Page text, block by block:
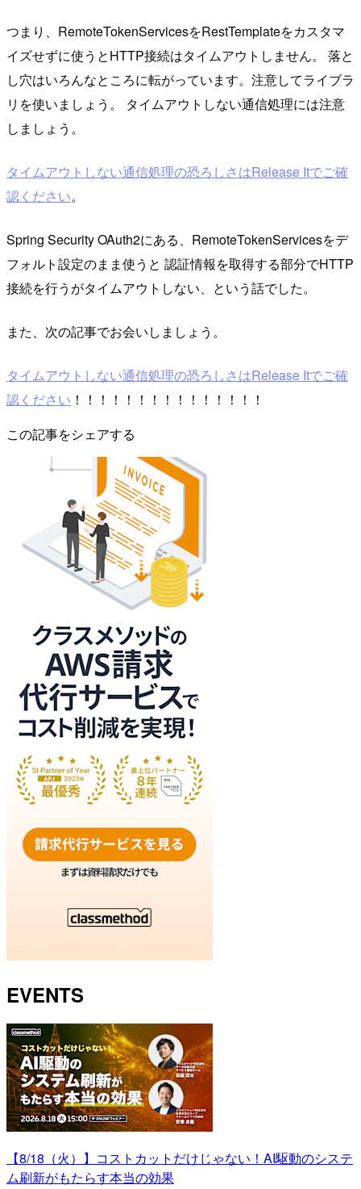
つまり、RemoteTokenServicesをRestTemplateをカスタマ
イズせずに使うとHTTP接続はタイムアウトしません。 落と
し穴はいろんなところに転がっています。注意してライブラ
リを使いましょう。 タイムアウトしない通信処理には注意
しましょう。
タイムアウトしない通信処理の恐ろしさはRelease Itでご確
認ください。
Spring Security OAuth2にある、RemoteTokenServicesをデ
フォルト設定のまま使うと 認証情報を取得する部分でHTTP
接続を行うがタイムアウトしない、という話でした。
また、次の記事でお会いしましょう。
タイムアウトしない通信処理の恐ろしさはRelease Itでご確
認ください ！！！！！！！！！！！！！！！
この記事をシェアする
EVENTS
【8/18（火）】コストカットだけじゃない！AI駆動のシステ
ム刷新がもたらす本当の効果